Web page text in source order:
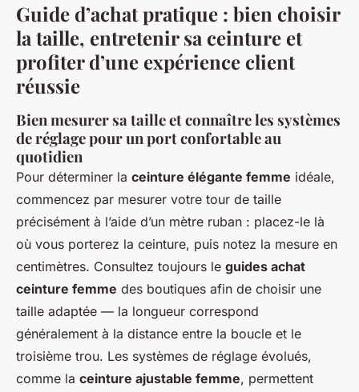
Guide d’achat pratique : bien choisir
la taille, entretenir sa ceinture et
profiter d’une expérience client
réussie
Bien mesurer sa taille et connaître les systèmes
de réglage pour un port confortable au
quotidien
Pour déterminer la ceinture élégante femme idéale,
commencez par mesurer votre tour de taille
précisément à l’aide d’un mètre ruban : placez-le là
où vous porterez la ceinture, puis notez la mesure en
centimètres. Consultez toujours le guides achat
ceinture femme des boutiques afin de choisir une
taille adaptée — la longueur correspond
généralement à la distance entre la boucle et le
troisième trou. Les systèmes de réglage évolués,
comme la ceinture ajustable femme, permettent